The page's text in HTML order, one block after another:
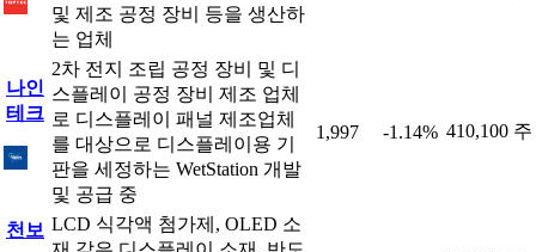
및 제조 공정 장비 등을 생산하
는 업체
나인
테크
2차 전지 조립 공정 장비 및 디
스플레이 공정 장비 제조 업체
로 디스플레이 패널 제조업체
를 대상으로 디스플레이용 기
판을 세정하는 WetStation 개발
및 공급 중
1,997 -1.14% 410,100 주
천보 LCD 식각액 첨가제, OLED 소